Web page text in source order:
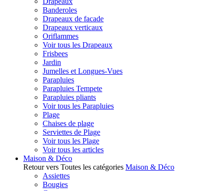
Banderoles
Drapeaux de facade
Drapeaux verticaux
Oriflammes
Voir tous les Drapeaux
Frisbees
Jardin
Jumelles et Longues-Vues
Parapluies
Parapluies Tempete
Parapluies pliants
Voir tous les Parapluies
Plage
Chaises de plage
Serviettes de Plage
Voir tous les Plage
Voir tous les articles
Maison & Déco
Retour vers Toutes les catégories Maison & Déco
Assiettes
Bougies